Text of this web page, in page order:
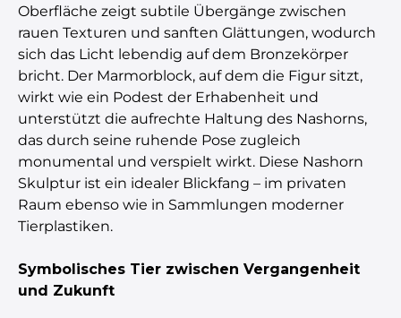
Oberfläche zeigt subtile Übergänge zwischen
rauen Texturen und sanften Glättungen, wodurch
sich das Licht lebendig auf dem Bronzekörper
bricht. Der Marmorblock, auf dem die Figur sitzt,
wirkt wie ein Podest der Erhabenheit und
unterstützt die aufrechte Haltung des Nashorns,
das durch seine ruhende Pose zugleich
monumental und verspielt wirkt. Diese Nashorn
Skulptur ist ein idealer Blickfang – im privaten
Raum ebenso wie in Sammlungen moderner
Tierplastiken.
Symbolisches Tier zwischen Vergangenheit
und Zukunft